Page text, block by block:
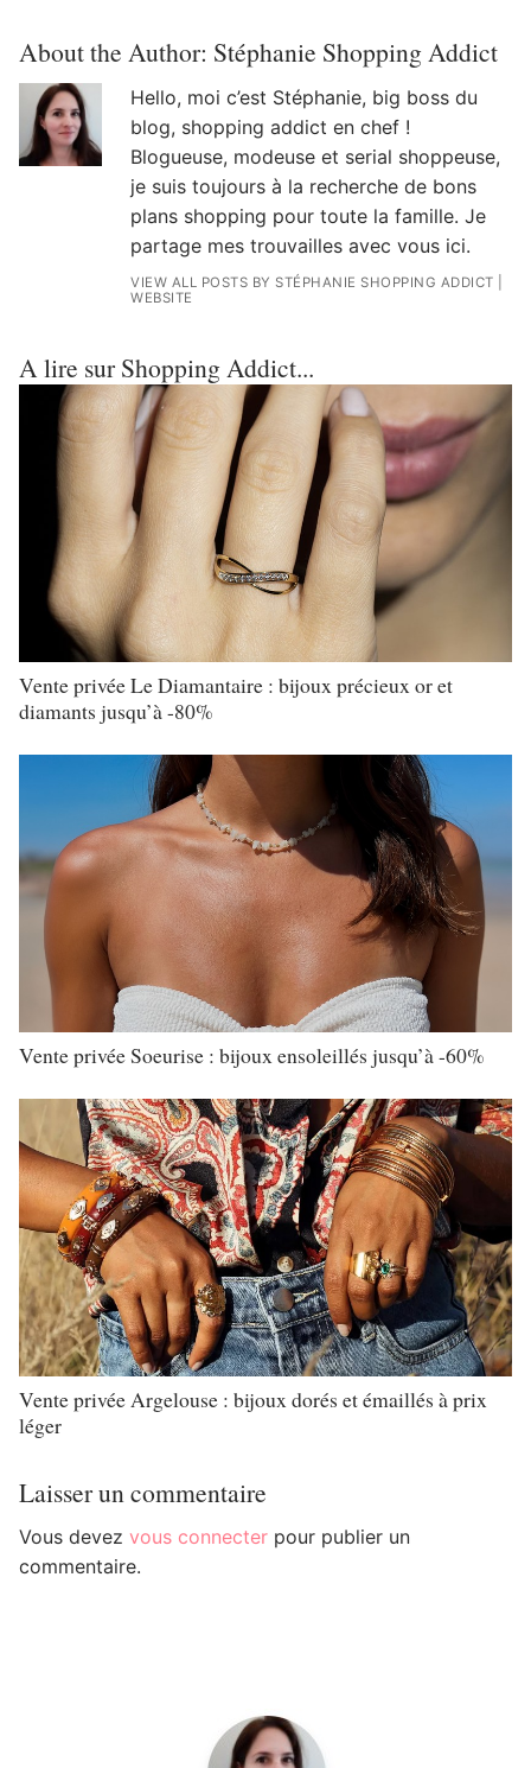
About the Author: Stéphanie Shopping Addict
Hello, moi c’est Stéphanie, big boss du
blog, shopping addict en chef !
Blogueuse, modeuse et serial shoppeuse,
je suis toujours à la recherche de bons
plans shopping pour toute la famille. Je
partage mes trouvailles avec vous ici.
VIEW ALL POSTS BY STÉPHANIE SHOPPING ADDICT
WEBSITE
A lire sur Shopping Addict...
Vente privée Le Diamantaire : bijoux précieux or et
diamants jusqu’à -80%
Vente privée Soeurise : bijoux ensoleillés jusqu’à -60%
Vente privée Argelouse : bijoux dorés et émaillés à prix
léger
Laisser un commentaire
Vous devez vous connecter pour publier un
commentaire.